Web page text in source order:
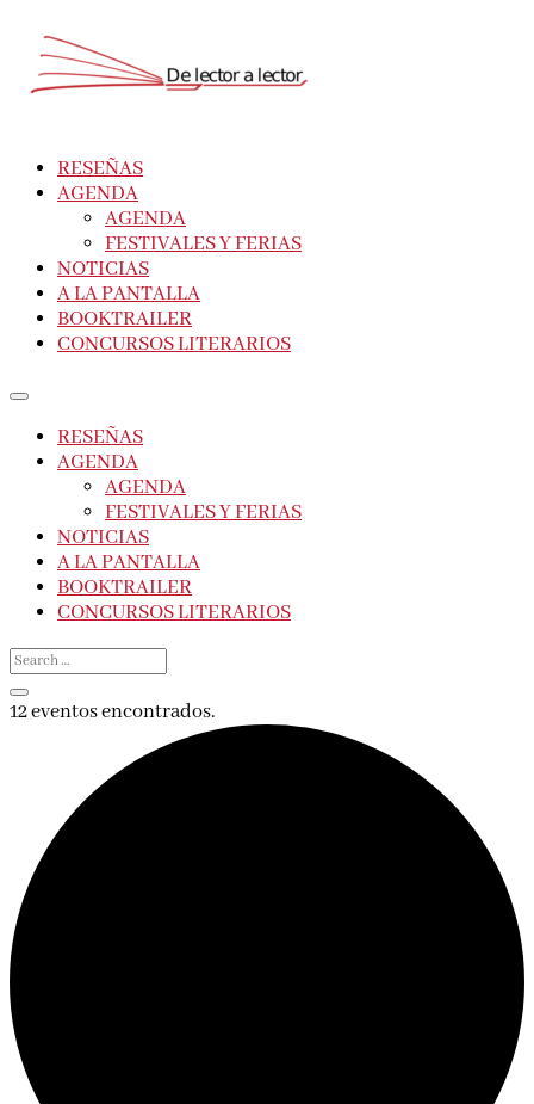
RESEÑAS
AGENDA
AGENDA
FESTIVALES Y FERIAS
NOTICIAS
A LA PANTALLA
BOOKTRAILER
CONCURSOS LITERARIOS
RESEÑAS
AGENDA
AGENDA
FESTIVALES Y FERIAS
NOTICIAS
A LA PANTALLA
BOOKTRAILER
CONCURSOS LITERARIOS
12 eventos encontrados.